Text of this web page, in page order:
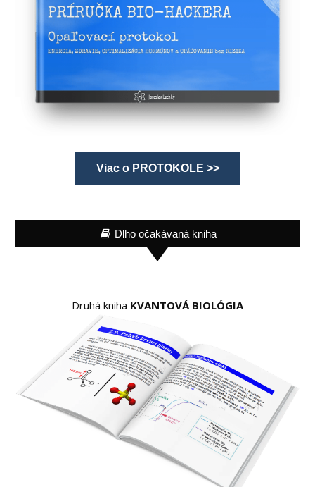
Viac o PROTOKOLE >>
Dlho očakávaná kniha
Druhá kniha KVANTOVÁ BIOLÓGIA